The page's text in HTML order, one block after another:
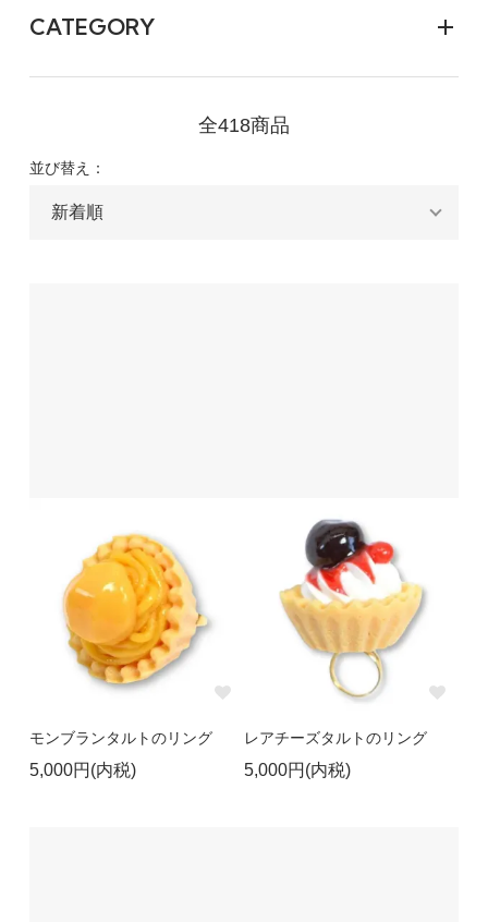
CATEGORY
全418商品
並び替え：
モンブランタルトのリング
5,000円(内税)
レアチーズタルトのリング
5,000円(内税)